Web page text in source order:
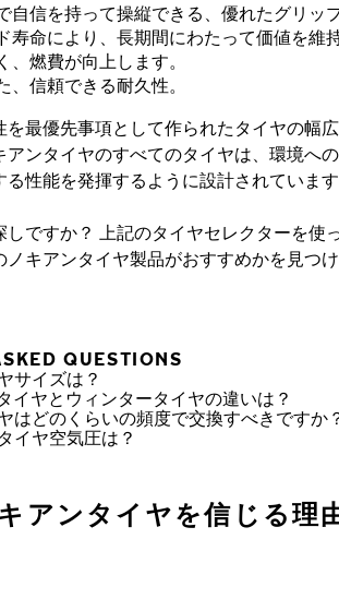
自信を持って操縦できる、優れたグリッ
寿命により、長期間にわたって価値を維
、燃費が向上します。
、信頼できる耐久性。
を最優先事項として作られたタイヤの幅
アンタイヤのすべてのタイヤは、環境へ
る性能を発揮するように設計されていま
ですか？
上記のタイヤセレクターを使
ノキアンタイヤ製品がおすすめかを見つ
QUESTIONS
サイズは？
イヤとウィンタータイヤの違いは？
はどのくらいの頻度で交換すべきですか
イヤ空気圧は？
アンタイヤを信じる理